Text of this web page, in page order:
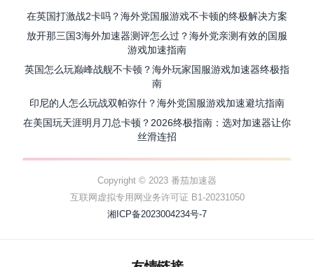
在英国打激战2卡吗？海外党国服游戏不卡顿的终极解决方案
放开那三国3海外加速器测评怎么过？海外党亲测有效的国服
游戏加速指南
英国怎么玩巅峰战舰不卡顿？海外玩家国服游戏加速器终极指
南
印尼的人怎么玩战双帕弥什？海外党国服游戏加速避坑指南
在美国玩天涯明月刀总卡顿？2026终极指南：选对加速器让你
丝滑连招
Copyright © 2023 番茄加速器
互联网虚拟专用网业务许可证 B1-20231050
湘ICP备2023004234号-7